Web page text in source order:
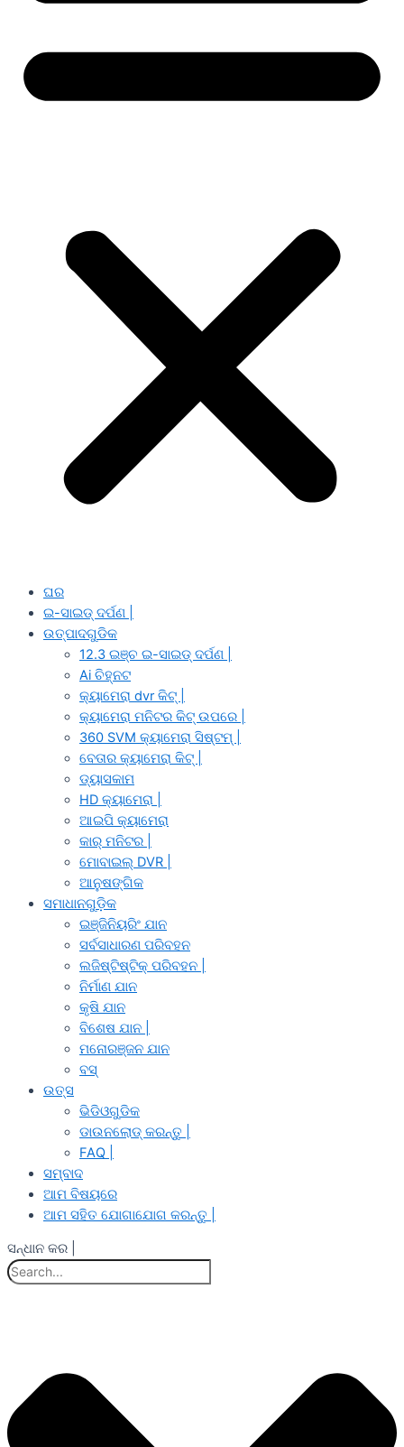
ଘର
ଇ-ସାଇଡ୍ ଦର୍ପଣ |
ଉତ୍ପାଦଗୁଡିକ
12.3 ଇଞ୍ଚ ଇ-ସାଇଡ୍ ଦର୍ପଣ |
Ai ଚିହ୍ନଟ
କ୍ୟାମେରା dvr କିଟ୍ |
କ୍ୟାମେରା ମନିଟର କିଟ୍ ଉପରେ |
360 SVM କ୍ୟାମେରା ସିଷ୍ଟମ୍ |
ବେତାର କ୍ୟାମେରା କିଟ୍ |
ଡ୍ୟାସକାମ
HD କ୍ୟାମେରା |
ଆଇପି କ୍ୟାମେରା
କାର୍ ମନିଟର |
ମୋବାଇଲ୍ DVR |
ଆନୁଷଙ୍ଗିକ
ସମାଧାନଗୁଡ଼ିକ
ଇଞ୍ଜିନିୟରିଂ ଯାନ
ସର୍ବସାଧାରଣ ପରିବହନ
ଲଜିଷ୍ଟିଷ୍ଟିକ୍ ପରିବହନ |
ନିର୍ମାଣ ଯାନ
କୃଷି ଯାନ
ବିଶେଷ ଯାନ |
ମନୋରଞ୍ଜନ ଯାନ
ବସ୍
ଉତ୍ସ
ଭିଡିଓଗୁଡିକ
ଡାଉନଲୋଡ୍ କରନ୍ତୁ |
FAQ |
ସମ୍ବାଦ
ଆମ ବିଷୟରେ
ଆମ ସହିତ ଯୋଗାଯୋଗ କରନ୍ତୁ |
ସନ୍ଧାନ କର |